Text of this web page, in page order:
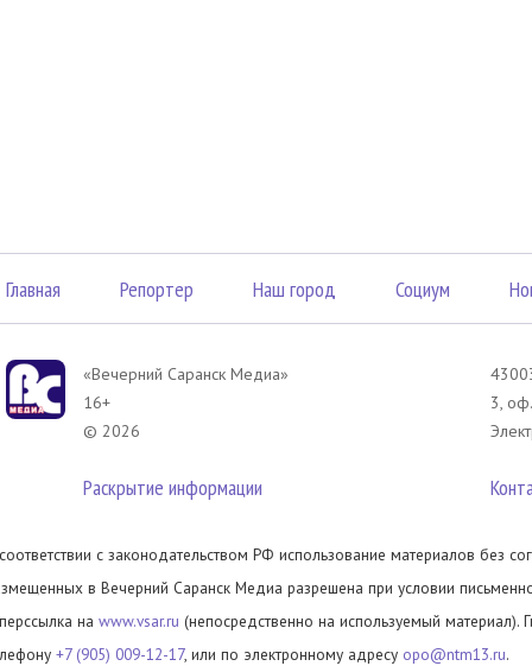
Главная Репортер Наш город Социум
«Вечерний Саранск Mедиа»
16+
© 2026
Раскрытие информации
3,
с законодательством РФ использование материалов без
в Вечерний Саранск Медиа разрешена при условии
на www.vsar.ru (непосредственно на используемый материал).
+7 (905) 009-12-17, или по электронному адресу opo@ntm13.ru.